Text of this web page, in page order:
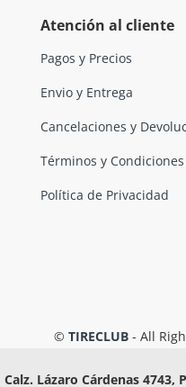
Atención al cliente
Pagos y Precios
Envio y Entrega
Cancelaciones y
Términos y Condiciones
Política de Privacidad
© TIRECLUB - All
Calz. Lázaro Cárdenas 4743,